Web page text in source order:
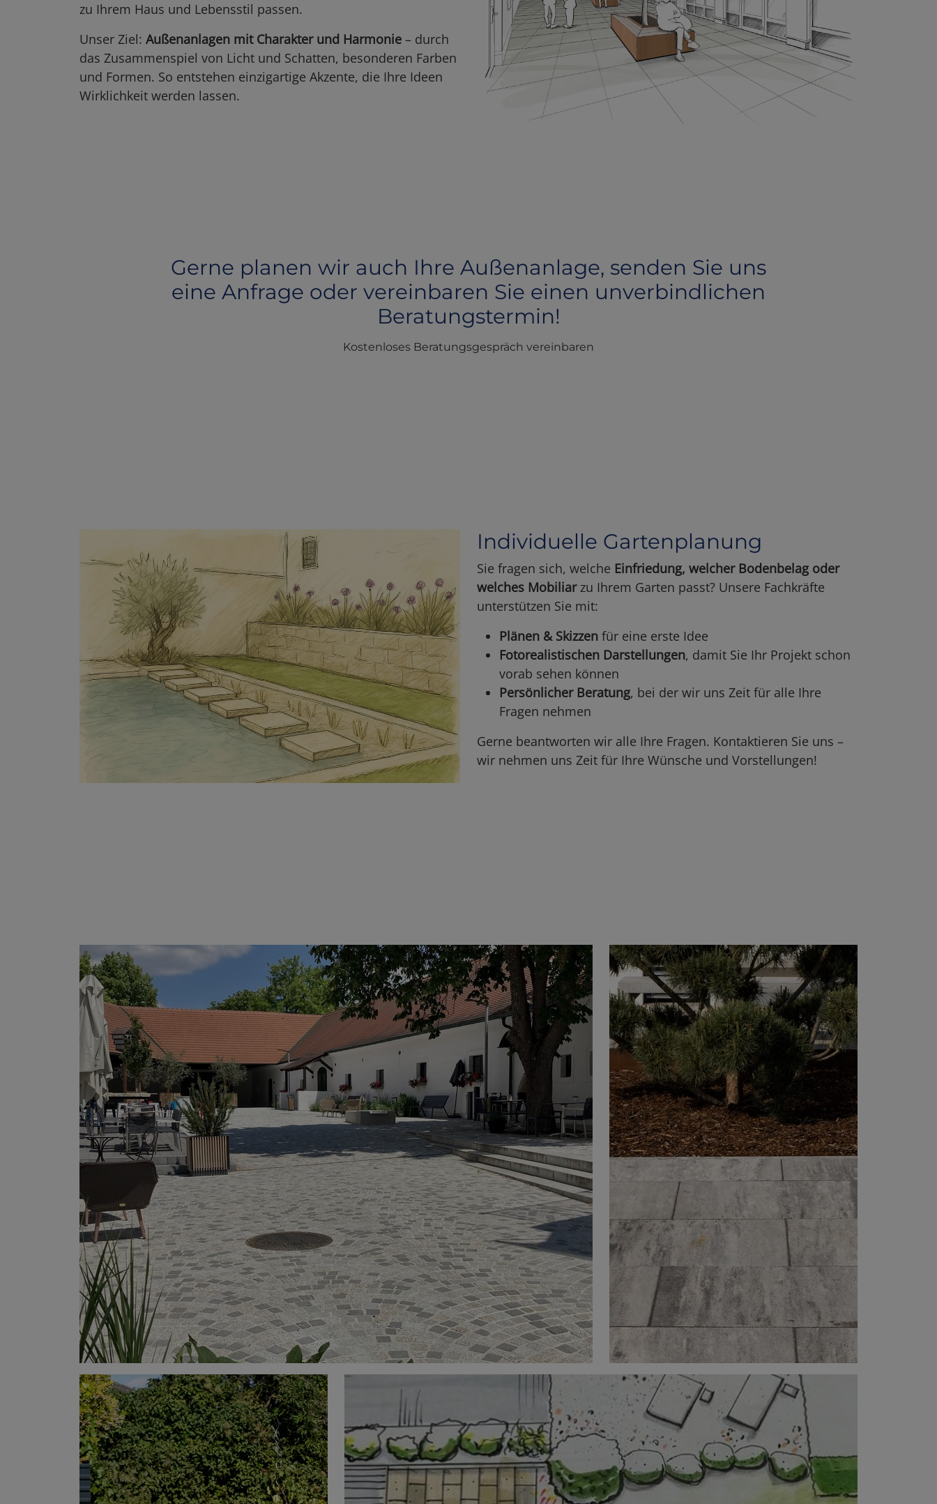
zu Ihrem Haus und Lebensstil passen.
Unser Ziel: Außenanlagen mit Charakter und Harmonie – durch
das Zusammenspiel von Licht und Schatten, besonderen Farben
und Formen. So entstehen einzigartige Akzente, die Ihre Ideen
Wirklichkeit werden lassen.
Gerne planen wir auch Ihre Außenanlage, senden Sie uns
eine Anfrage oder vereinbaren Sie einen unverbindlichen
Beratungstermin!
Kostenloses Beratungsgespräch vereinbaren
Individuelle Gartenplanung
Sie fragen sich, welche Einfriedung, welcher Bodenbelag oder
welches Mobiliarzu Ihrem Garten passt? Unsere Fachkräfte
unterstützen Sie mit:
Plänen & Skizzen für eine erste Idee
Fotorealistischen Darstellungen, damit Sie Ihr Projekt schon
vorab sehen können
Persönlicher Beratung, bei der wir uns Zeit für alle Ihre
Fragen nehmen
Gerne beantworten wir alle Ihre Fragen. Kontaktieren Sie uns –
wir nehmen uns Zeit für Ihre Wünsche und Vorstellungen!